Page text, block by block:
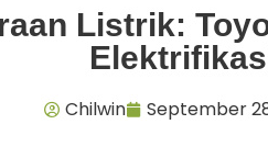
Listrik:
Chilwin September